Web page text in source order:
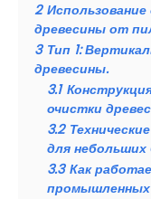
2
древесины от
3 Тип 1:
древесины.
3.1
очистки
3.2
для небольших
3.3 Как
промышленных